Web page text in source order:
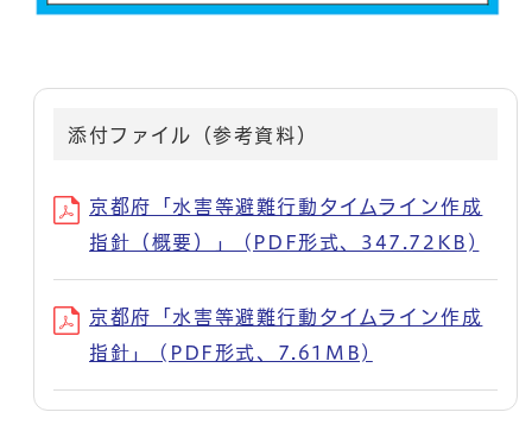
添付ファイル（参考資料）
京都府「水害等避難行動タイムライン作成
指針（概要）」 (PDF形式、347.72KB)
京都府「水害等避難行動タイムライン作成
指針」 (PDF形式、7.61MB)